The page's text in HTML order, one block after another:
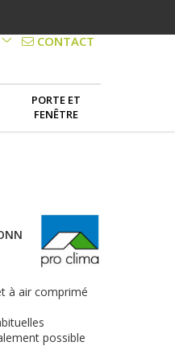
CONTACT
PORTE ET
FENÊTRE
à air comprimé
possible